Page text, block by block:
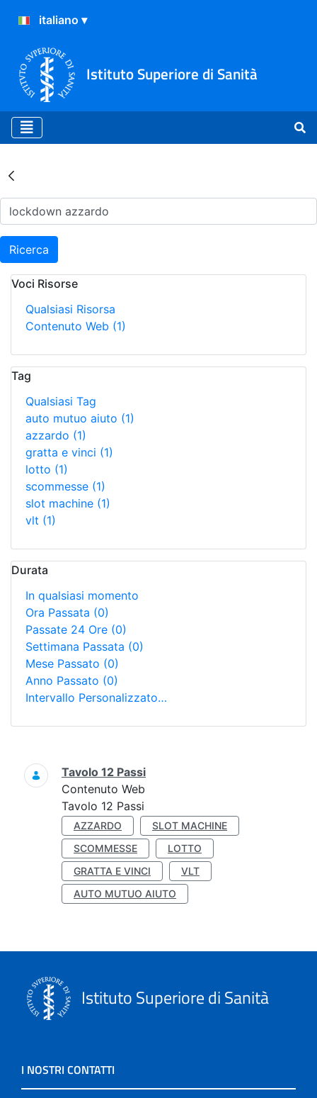
Istituto Superiore di Sanità
Risultati della Ricerca -
Ricerca
Voci Risorse
Qualsiasi Risorsa
Contenuto Web (1)
Tag
Qualsiasi Tag
auto mutuo aiuto (1)
azzardo (1)
gratta e vinci (1)
lotto (1)
scommesse (1)
slot machine (1)
vlt (1)
Durata
In qualsiasi momento
Ora Passata (0)
Passate 24 Ore (0)
Settimana Passata (0)
Mese Passato (0)
Anno Passato (0)
Intervallo Personalizzato…
Ricerca
Tavolo 12 Passi
Contenuto Web
Tavolo 12 Passi
AZZARDO
SLOT MACHINE
SCOMMESSE
LOTTO
GRATTA E VINCI
VLT
AUTO MUTUO AIUTO
Istituto Superiore di Sanità
I NOSTRI CONTATTI